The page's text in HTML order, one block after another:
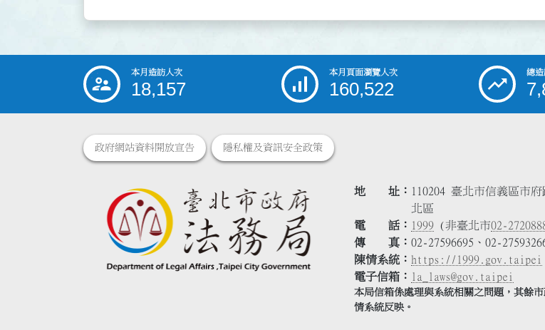
::: 本月造訪人次
18,157
本月頁面瀏覽人次
160,522
總造
政府網站資料開放宣告 隱私權及資訊安全政策
地 址
110204 臺北市信義區市府
北區
電 話
1999 (非臺北市02-
傳 真
02-27596695、02-
陳情系統
https://1999.gov.taipei
電子信箱
la_laws@gov.taipei
本局信箱係處理與系統相關之問題，其餘
情系統反映。